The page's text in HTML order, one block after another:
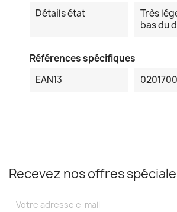
Détails état
Très
bas du
Références spécifiques
EAN13
Recevez nos offres